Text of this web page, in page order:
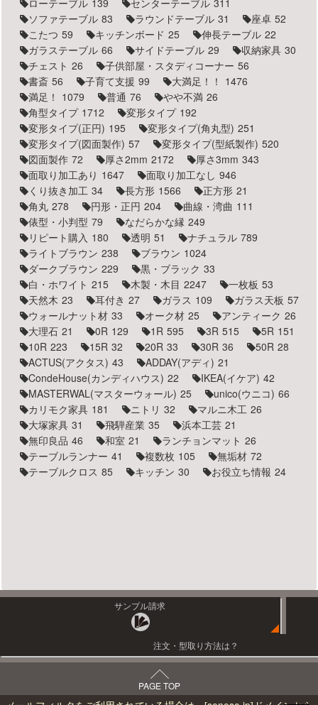
ローテーブル 139 センターテーブル 311
ソファテーブル 83 ラウンドテーブル 31 座卓 52
こたつ 59 キッチンボード 25 伸長テーブル 22
ガラステーブル 66 サイドテーブル 29 収納家具 30
チェスト 26 子供部屋・スタディコーナー 56
書斎 56 子育て支援 99 大満足！！ 1476
満足！ 1079 普通 76 やや不満 26
角型タイプ 1712 変形タイプ 192
変形タイプ(正円) 195 変形タイプ(角丸型) 251
変形タイプ(図面製作) 57 変形タイプ(型紙製作) 520
図面製作 72 厚さ2mm 2172 厚さ3mm 343
面取り加工あり 1647 面取り加工なし 946
くり抜き加工 34 長方形 1566 正方形 21
角丸 278 円形・正円 204 曲線・湾曲 111
俵型・小判型 79 なだらかな縁 249
リピート購入 180 透明 51 ナチュラル 789
ライトブラウン 238 ブラウン 1024
ダークブラウン 229 黒・ブラック 33
白・ホワイト 215 木製・木目 2247 一枚板 53
天然木 23 耳付き 27 ガラス 109 ガラス天板 57
ウォールナット材 33 オーク材 25 アンティーク 26
大理石 21 0R 129 1R 595 3R 515 5R 151
10R 223 15R 32 20R 33 30R 36 50R 28
ACTUS(アクタス) 43 ADDAY(アディ) 21
CondeHouse(カンディハウス) 22 IKEA(イケア) 42
MASTERWAL(マスターウォール) 25 unico(ウニコ) 66
カリモク家具 181 ニトリ 32 マルニ木工 26
大塚家具 31 飛騨産業 35 浜本工芸 21
無印良品 46 和室 21 ランチョンマット 26
テーブルランナー 41 複数枚 105 無垢材 72
テーブルクロス 85 キッチン 30 お役立ち情報 24
サンプル請求
注文・型取り方法は？
PAGE TOP